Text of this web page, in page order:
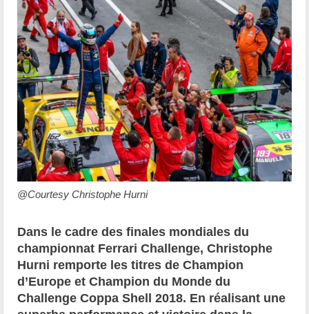
@Courtesy Christophe Hurni
Dans le cadre des finales mondiales du
championnat Ferrari Challenge, Christophe
Hurni remporte les titres de Champion
d’Europe et Champion du Monde du
Challenge Coppa Shell 2018. En réalisant une